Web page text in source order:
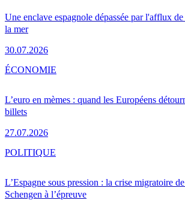
Une enclave espagnole dépassée par l'afflux
la mer
30.07.2026
L’euro en mèmes : quand les Européens
billets
27.07.2026
ÉCONOMIE
L’Espagne sous pression : la crise migratoire
Schengen à l’épreuve
POLITIQUE